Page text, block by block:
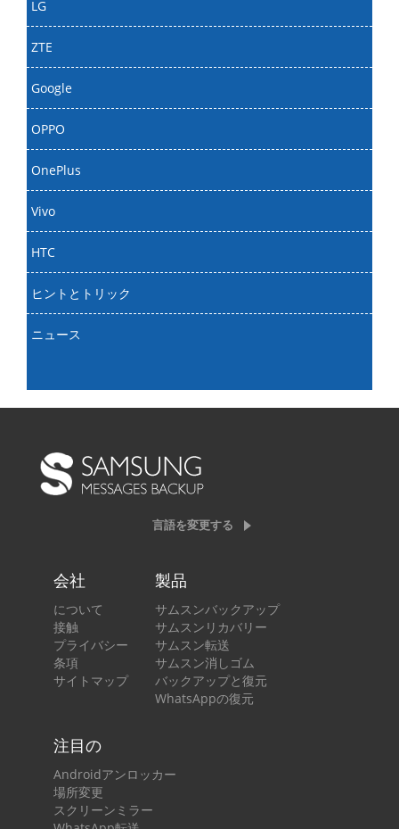
LG
ZTE
Google
OPPO
OnePlus
Vivo
HTC
ヒントとトリック
ニュース
言語を変更する
会社
について
接触
プライバシー
条項
サイトマップ
製品
サムスンバックアップ
サムスンリカバリー
サムスン転送
サムスン消しゴム
バックアップと復元
WhatsAppの復元
注目の
Androidアンロッカー
場所変更
スクリーンミラー